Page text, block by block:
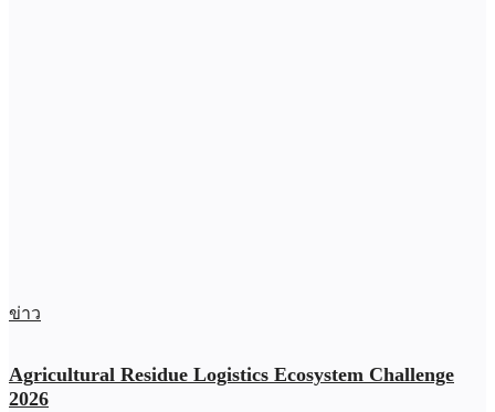
ข่าว
Agricultural Residue Logistics Ecosystem Challenge
2026